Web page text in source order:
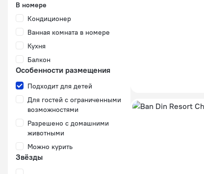
В номере
Кондиционер
Ванная комната в номере
Кухня
Балкон
Особенности размещения
Подходит для детей
Для гостей с ограниченными
возможностями
Разрешено с домашними
животными
Можно курить
Звёзды